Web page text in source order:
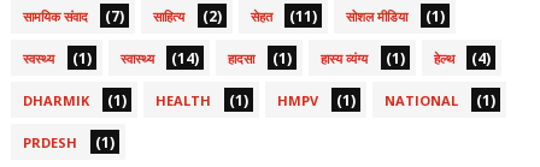
सामयिक संवाद (7) साहित्य (2) सेहत (11) सोशल मीडिया (1)
स्वस्थ्य (1) स्वास्थ्य (14) हादसा (1) हास्य व्यंग्य (1) हेल्थ (4)
DHARMIK (1) HEALTH (1) HMPV (1) NATIONAL (1)
PRDESH (1)